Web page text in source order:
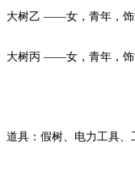
大树乙 ——女，青年，饰
大树丙 ——女，青年，饰
道具：假树、电力工具、